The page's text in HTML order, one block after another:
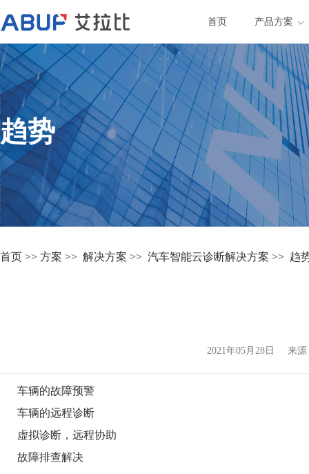
首页 产品方案
趋势
首页 >> 方案 >> 解决方案 >> 汽车智能云诊断解决方案 >> 趋
2021年05月28日 来
车辆的故障预警
车辆的远程诊断
虚拟诊断，远程协助
故障排查解决